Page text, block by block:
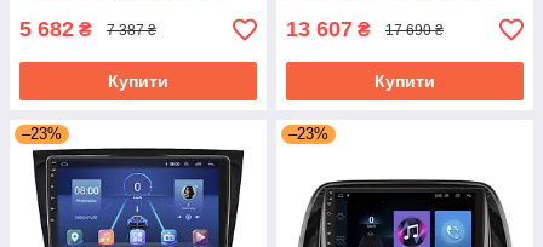
5 682 ₴ 7 387 ₴
Купити
13 607 ₴ 17 690 ₴
Купити
–23% –23%